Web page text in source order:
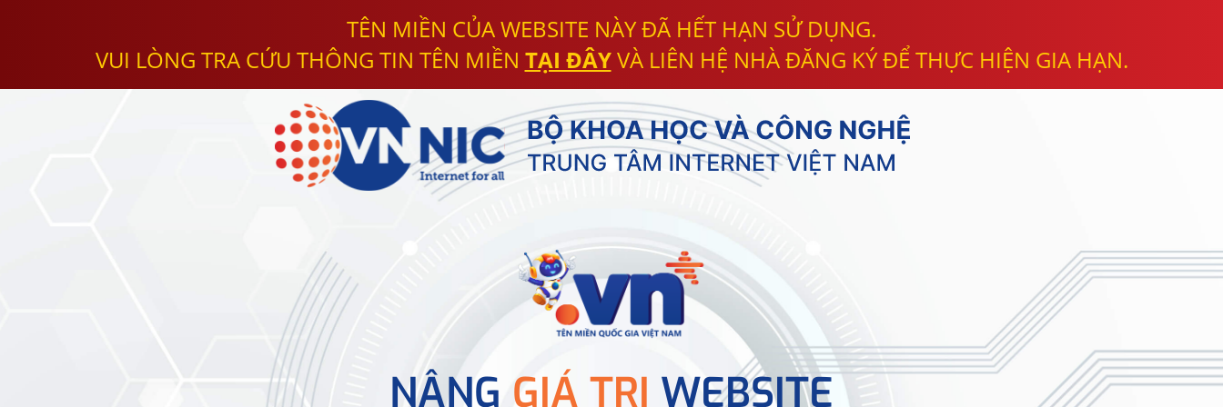
TÊN MIỀN CỦA WEBSITE NÀY ĐÃ HẾT HẠN SỬ DỤNG.
VUI LÒNG TRA CỨU THÔNG TIN TÊN MIỀN TẠI ĐÂYVÀ LIÊN HỆ NHÀ ĐĂNG KÝ ĐỂ THỰC HIỆN GIA HẠN.
NÂNG GIÁ TRỊ WEBSITE